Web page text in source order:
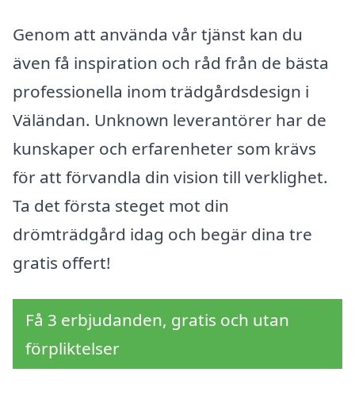
Genom att använda vår tjänst kan du
även få inspiration och råd från de bästa
professionella inom trädgårdsdesign i
Väländan. Unknown leverantörer har de
kunskaper och erfarenheter som krävs
för att förvandla din vision till verklighet.
Ta det första steget mot din
drömträdgård idag och begär dina tre
gratis offert!
Få 3 erbjudanden, gratis och utan
förpliktelser